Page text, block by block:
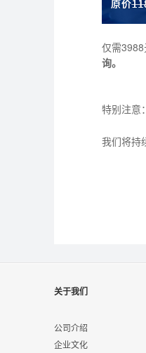
仅需
询。
特别注意
我们将持
关于我们
公司介绍
企业文化